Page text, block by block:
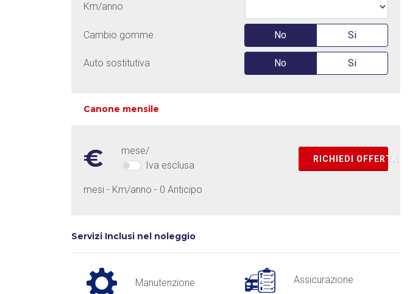
Km/anno
Cambio gomme No Si
Auto sostitutiva No Si
Canone mensile
€
mese/
Iva esclusa
mesi - Km/anno - 0 Anticipo
RICHIEDI OFFERTA
Servizi Inclusi nel noleggio
Manutenzione Assicurazione